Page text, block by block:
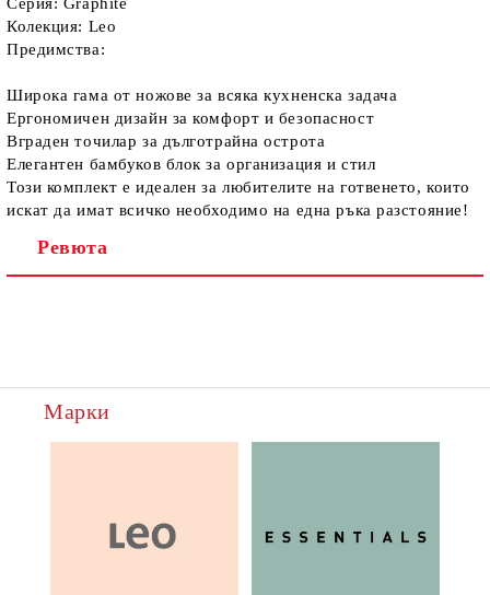
Колекция: Leo
Предимства:
Широка гама от ножове за всяка кухненска задача
Ергономичен дизайн за комфорт и безопасност
Вграден точилар за дълготрайна острота
Елегантен бамбуков блок за организация и стил
Този комплект е идеален за любителите на готвенето, които
искат да имат всичко необходимо на една ръка разстояние!
Ревюта
Марки